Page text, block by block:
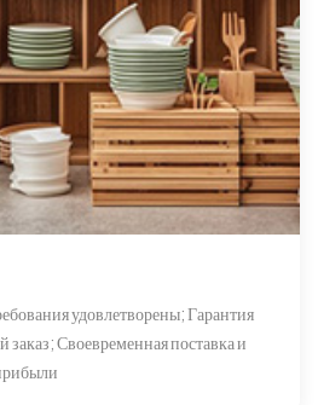
удовлетворены; Гарантия
заказ; Своевременная поставка и